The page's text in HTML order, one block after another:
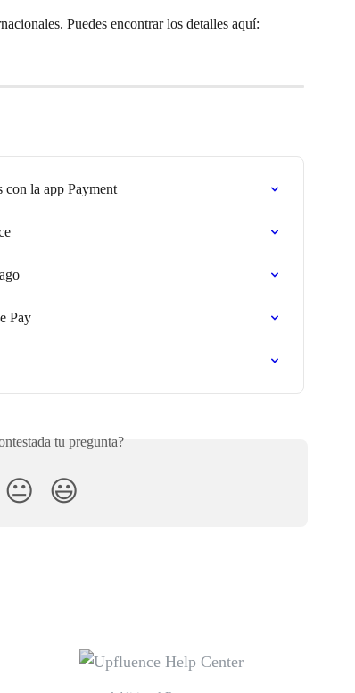
Puedes encontrar los detalles aquí:
con la app Payment
Pay
tu pregunta?
😐 😃